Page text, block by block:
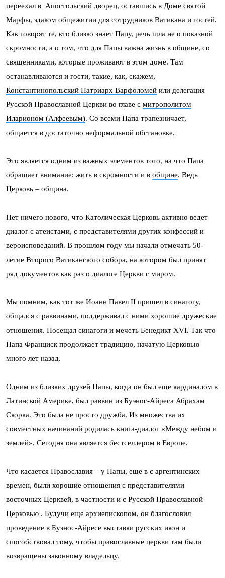
переехал в Апостольский дворец, оставшись в Доме святой
Марфы, эдаком общежитии для сотрудников Ватикана и гостей.
Как говорят те, кто близко знает Папу, речь шла не о показной
скромности, а о том, что для Папы важна жизнь в общине, со
священниками, которые проживают в этом доме. Там
останавливаются и гости, такие, как, скажем,
Константинопольский Патриарх Варфоломей или делегация
Русской Православной Церкви во главе с митрополитом
Иларионом (Алфеевым). Со всеми Папа трапезничает,
общается в достаточно неформальной обстановке.
Это является одним из важных элементов того, на что Папа
обращает внимание: жить в скромности и в общине. Ведь
Церковь – община.
Нет ничего нового, что Католическая Церковь активно ведет
диалог с атеистами, с представителями других конфессий и
вероисповеданий. В прошлом году мы начали отмечать 50-
летие Второго Ватиканского собора, на котором был принят
ряд документов как раз о диалоге Церкви с миром.
Мы помним, как тот же Иоанн Павел II пришел в синагогу,
общался с раввинами, поддерживал с ними хорошие дружеские
отношения. Посещал синагоги и мечеть Бенедикт XVI. Так что
Папа Франциск продолжает традицию, начатую Церковью
много лет назад.
Одним из близких друзей Папы, когда он был еще кардиналом в
Латинской Америке, был раввин из Буэнос-Айреса Абрахам
Скорка. Это была не просто дружба. Из множества их
совместных начинаний родилась книга-диалог «Между небом и
землей». Сегодня она является бестселлером в Европе.
Что касается Православия – у Папы, еще в с аргентинских
времен, были хорошие отношения с представителями
восточных Церквей, в частности и с Русской Православной
Церковью . Будучи еще архиепископом, он благословил
проведение в Буэнос-Айресе выставки русских икон и
способствовал тому, чтобы православные церкви там были
возвращены законному владельцу.